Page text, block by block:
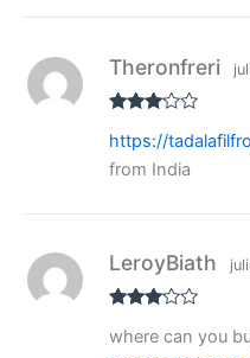
5
do con
3
de 5
Theronfreri
https://
from India
do con
LeroyBiath
where can you